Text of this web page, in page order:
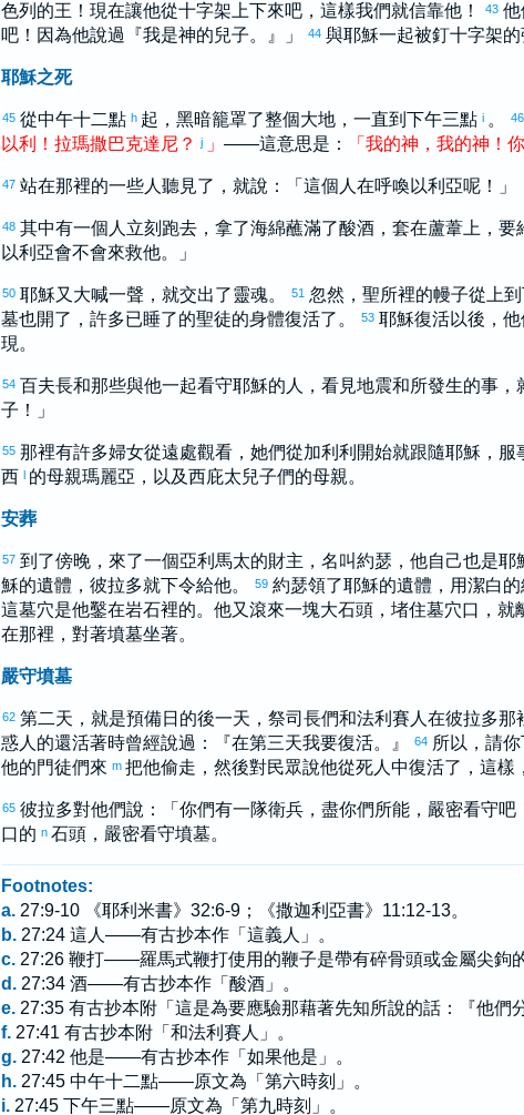
色列 的王！現在讓他從十字架上下來吧，這樣我們就信靠他！ 43 他
吧！因為他說過『我是神的兒子。』」
44 與耶穌一起被釘十字架的
耶穌之死
45 從中午十二點 h 起，黑暗籠罩了整個大地，一直到下午三點 i 。 46
以利
！ 拉瑪撒巴克達尼？ j 」 ——這意思是： 「 我的神 ， 我的神 ！ 你
47 站在那裡的一些人聽見了，就說：「這個人在呼喚 以利亞呢！」
48 其中有一個人立刻跑去，拿了海綿蘸滿了酸酒，套在蘆葦上，要
以利亞會不會來救他。」
50 耶穌又大喊一聲，就交出了靈魂。 51 忽然，聖所裡的幔子從上
墓也開了，許多已睡了的聖徒的身體復活了。
53 耶穌復活以後，
現。
54 百夫長和那些與他一起看守耶穌的人，看見地震和所發生的事
子！」
55 那裡有許多婦女從遠處觀看，她們從加利利 開始就跟隨耶穌，服
西 l 的母親瑪麗亞 ，以及西庇太兒子們的母親。
安葬
57 到了傍晚，來了一個亞利馬太的財主，名叫約瑟 ，他自己也是耶
穌的遺體， 彼拉多就下令給他。 59 約瑟領了耶穌的遺體，用潔白的
這墓穴是他鑿在岩石裡的。他又滾來一塊大石頭，堵住墓穴口，就
在那裡，對著墳墓坐著。
嚴守墳墓
62 第二天，就是預備日的後一天，祭司長們和法利賽 人在彼拉多那
惑人的還活著時曾經說過：『在第三天我要復活。』
64 所以，請
他的門徒們來 m 把他偷走，然後對民眾說他從死人中復活了，這樣
65 彼拉多對他們說：「你們有一隊衛兵，盡你們所能，嚴密看守吧
口的 n 石頭，嚴密看守墳墓。
Footnotes:
a. 27:9-10 《耶利米書》32:6-9；《撒迦利亞書》11:12-13。
b. 27:24 這人——有古抄本作「這義人」。
c. 27:26 鞭打——羅馬式鞭打使用的鞭子是帶有碎骨頭或金屬尖鉤
d. 27:34 酒——有古抄本作「酸酒」。
e. 27:35 有古抄本附「這是為要應驗那藉著先知所說的話：『他們
f. 27:41 有古抄本附「和法利賽人」。
g. 27:42 他是——有古抄本作「如果他是」。
h. 27:45 中午十二點——原文為「第六時刻」。
i. 27:45 下午三點——原文為「第九時刻」。